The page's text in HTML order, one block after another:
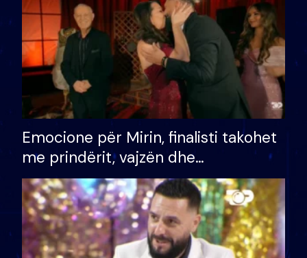
Emocione për Mirin, finalisti takohet
me prindërit, vajzën dhe
bashkëshorten: S’kemi ndonjë letër
divorci apo jo?